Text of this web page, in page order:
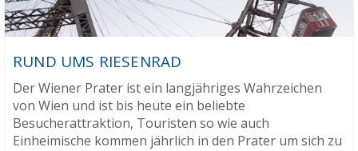
RUND UMS RIESENRAD
Der Wiener Prater ist ein langjähriges Wahrzeichen
von Wien und ist bis heute ein beliebte
Besucherattraktion, Touristen so wie auch
Einheimische kommen jährlich in den Prater um sich zu